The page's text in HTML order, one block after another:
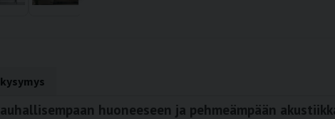
huoneeseen ja pehmeämpään